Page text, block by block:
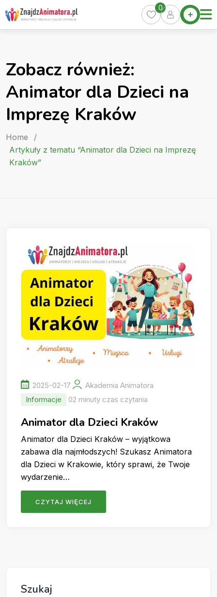
Skip
to
content
Home
Oferty
Kurs
0
Zobacz również:
Animator dla Dzieci na
Imprezę Kraków
Home
/
Artykuły z tematu “Animator dla Dzieci na Imprezę
Kraków”
2025-02-17
Akademia Animatora
Informacje
02 minuty czas czytania
Animator dla Dzieci Kraków
Animator dla Dzieci Kraków – wyjątkowa
zabawa dla najmłodszych! Szukasz Animatora
dla Dzieci w Krakowie, który sprawi, że Twoje
wydarzenie…
CZYTAJ WIĘCEJ
Szukaj